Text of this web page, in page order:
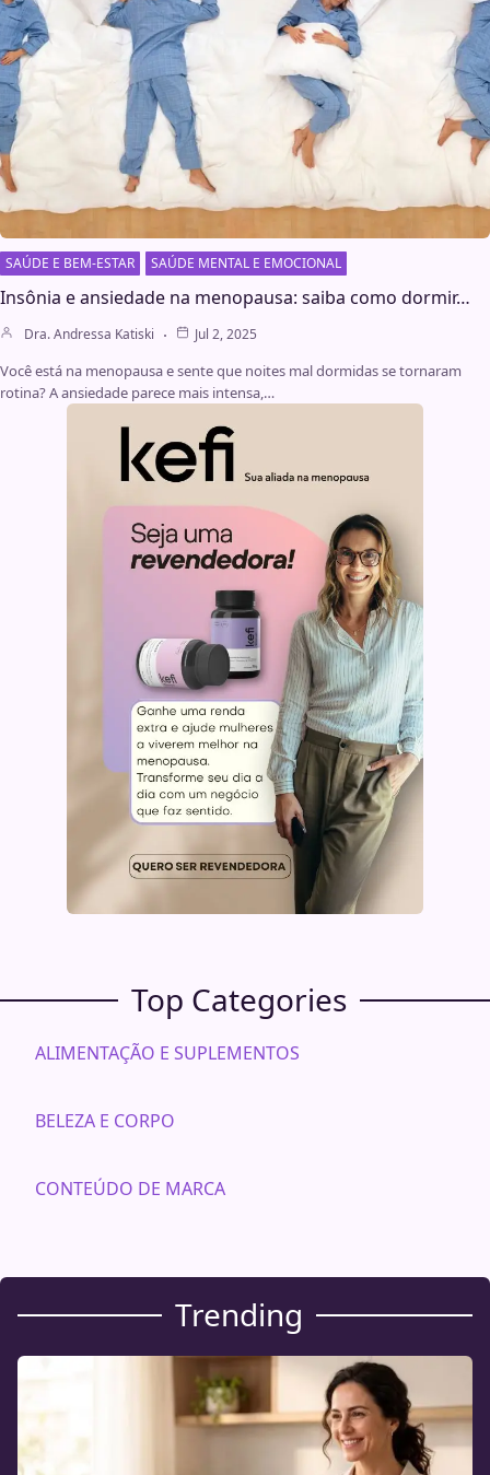
SAÚDE E BEM-ESTAR SAÚDE MENTAL E EMOCIONAL
Insônia e ansiedade na menopausa: saiba como dormir…
Dra. Andressa Katiski Jul 2, 2025
Você está na menopausa e sente que noites mal dormidas se tornaram
rotina? A ansiedade parece mais intensa,…
Top Categories
ALIMENTAÇÃO E SUPLEMENTOS
BELEZA E CORPO
CONTEÚDO DE MARCA
Trending